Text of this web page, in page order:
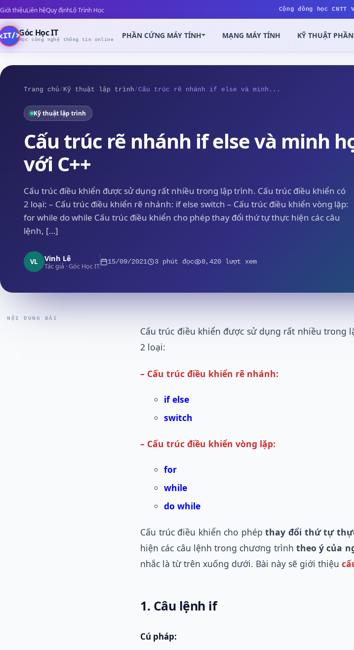
Giới thiệuLiên hệQuy địnhLộ Trình Học Cộng đồng học CNTT
Góc Học IT
Học công nghệ thông tin online PHẦN CỨNG MÁY TÍNH MẠNG MÁY TÍNH KỸ THUẬT
Trang chủ/ Kỹ thuật lập trình/Cấu trúc rẽ nhánh if else và minh...
Kỹ thuật lập trình
Cấu trúc rẽ nhánh if else và minh
với C++
Cấu trúc điều khiển được sử dụng rất nhiều trong lập trình. Cấu trúc điều khiển có
2 loại: – Cấu trúc điều khiển rẽ nhánh: if else switch – Cấu trúc điều khiển vòng lặp:
for while do while Cấu trúc điều khiển cho phép thay đổi thứ tự thực hiện các câu
lệnh, […]
VL Vinh Lê
Tác giả · Góc Học IT
15/09/2021 3 phút đọc 8,420 lượt xem
NỘI DUNG BÀI
Cấu trúc điều khiển được sử dụng rất nhiều trong
2 loại:
– Cấu trúc điều khiển rẽ nhánh:
if else
switch
– Cấu trúc điều khiển vòng lặp:
for
while
do while
Cấu trúc điều khiển cho phépthay đổi thứ tự
hiện các câu lệnh trong chương trình theo ý của
nhắc là từ trên xuống dưới. Bài này sẽ giới thiệu
1. Câu lệnh if
Cú pháp: